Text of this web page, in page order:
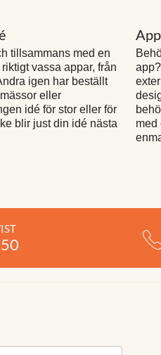
tillsammans med en
vassa appar, från
igen har beställt
eller
idé för stor eller för
blir just din idé nästa
med